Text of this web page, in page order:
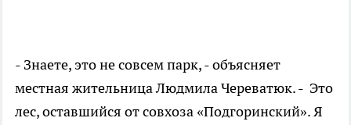
- Знаете, это не совсем парк, - объясняет
местная жительница Людмила Череватюк. - Это
лес, оставшийся от совхоза «Подгоринский». Я